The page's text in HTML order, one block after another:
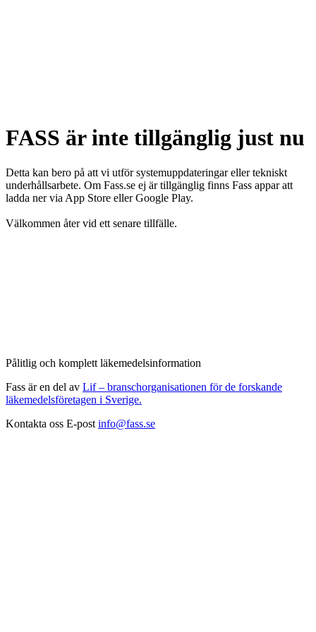
FASS är inte tillgänglig just nu
Detta kan bero på att vi utför systemuppdateringar eller tekniskt
underhållsarbete. Om Fass.se ej är tillgänglig finns Fass appar att
ladda ner via App Store eller Google Play.
Välkommen åter vid ett senare tillfälle.
Pålitlig och komplett läkemedelsinformation
Fass är en del av Lif – branschorganisationen för de forskande
läkemedelsföretagen i Sverige.
Kontakta oss E-post info@fass.se